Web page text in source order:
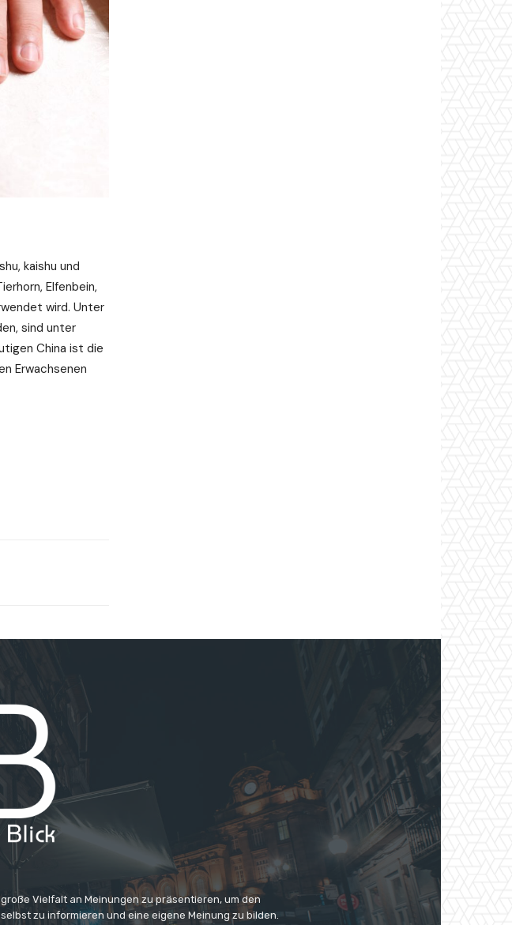
kaishu und
Elfenbein,
wird. Unter
sind unter
China ist die
Erwachsenen
Vielfalt an Meinungen zu präsentieren, um den
zu informieren und eine eigene Meinung zu bilden.